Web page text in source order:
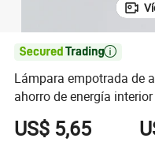

Lámpara empotrada de
ahorro de energía
US$ 5,65